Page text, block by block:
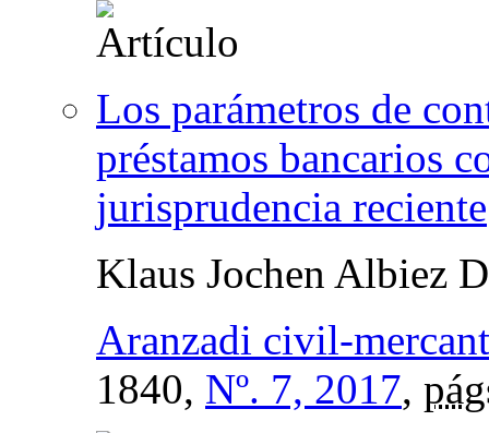
Los parámetros de
préstamos bancarios
jurisprudencia reciente
Klaus Jochen Albiez
Aranzadi civil-
1840, Nº. 7, 2017,